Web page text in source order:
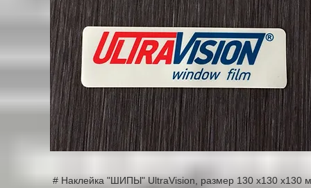
# Наклейка "ШИПЫ" UltraVision, размер 130 х130 х130